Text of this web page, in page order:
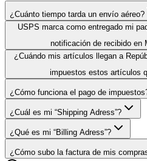
¿Cuánto tiempo tarda un envío aéreo?
USPS marca como entregado mi
notificación de recibido en
¿Cuándo mis artículos llegan a
impuestos estos artículos
¿Cómo funciona el pago de
¿Cuál es mi “Shipping Adress”?
¿Qué es mi “Billing Adress”?
¿Cómo subo la factura de mis